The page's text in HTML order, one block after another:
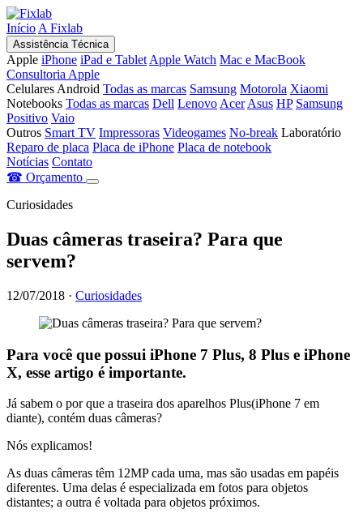
Início A Fixlab
Assistência Técnica
Apple iPhone iPad e Tablet Apple Watch Mac e MacBook
Consultoria Apple
Celulares Android Todas as marcas Samsung Motorola Xiaomi
Notebooks Todas as marcas Dell Lenovo Acer Asus HP Samsung
Positivo Vaio
Outros Smart TV Impressoras Videogames No-break Laboratório
Reparo de placa Placa de iPhone Placa de notebook
Notícias Contato
☎ Orçamento
Curiosidades
Duas câmeras traseira? Para que
servem?
12/07/2018 · Curiosidades
Para você que possui iPhone 7 Plus, 8 Plus e iPhone
X, esse artigo é importante.
Já sabem o por que a traseira dos aparelhos Plus(iPhone 7 em
diante), contém duas câmeras?
Nós explicamos!
As duas câmeras têm 12MP cada uma, mas são usadas em papéis
diferentes. Uma delas é especializada em fotos para objetos
distantes; a outra é voltada para objetos próximos.